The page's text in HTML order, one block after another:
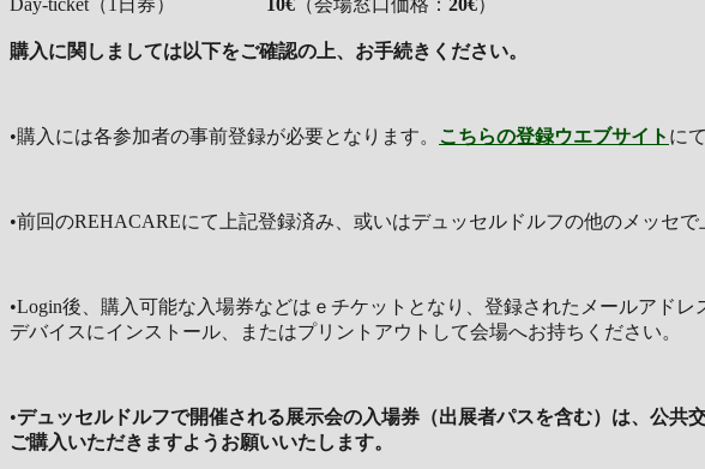
購入に関しましては以下をご確認の上、お手続きください。
•購入には各参加者の事前登録が必要となります。 こちらの登録ウエブサイト に
•前回のREHACAREにて上記登録済み、或いはデュッセルドルフの他のメッセ
•Login後、購入可能な入場券などはｅチケットとなり、登録されたメールアド
デバイスにインストール、またはプリントアウトして会場へお持ちください。
•デュッセルドルフで開催される展示会の入場券（出展者パスを含む）は、公
ご購入いただきますようお願いいたします。